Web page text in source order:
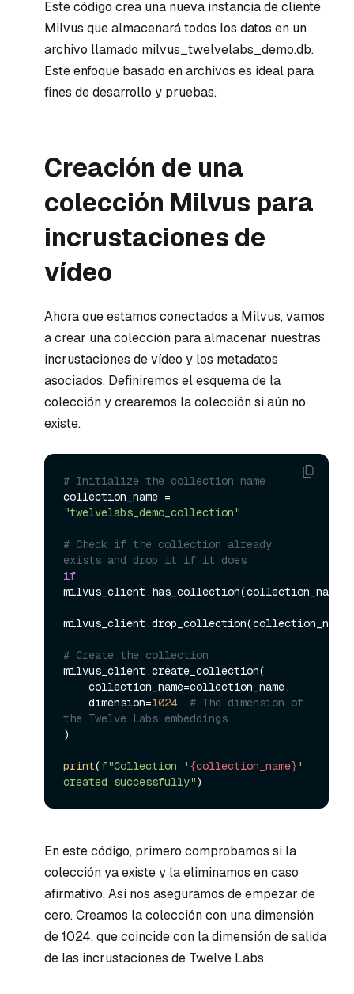
Este código crea una nueva instancia de cliente
Milvus que almacenará todos los datos en un
archivo llamado milvus_twelvelabs_demo.db.
Este enfoque basado en archivos es ideal para
fines de desarrollo y pruebas.
Creación de una
colección Milvus para
incrustaciones de
vídeo
Ahora que estamos conectados a Milvus, vamos
a crear una colección para almacenar nuestras
incrustaciones de vídeo y los metadatos
asociados. Definiremos el esquema de la
colección y crearemos la colección si aún no
existe.
# Initialize the collection name
"twelvelabs_demo_collection"
# Check if the collection already
exists and drop it if it does
if
# Create the collection
milvus_client.create_collection(
    dimension=
1024
# The dimension of
the Twelve Labs embeddings
)
print(f"Collection ' {collection_name} '
created successfully"
En este código, primero comprobamos si la
colección ya existe y la eliminamos en caso
afirmativo. Así nos aseguramos de empezar de
cero. Creamos la colección con una dimensión
de 1024, que coincide con la dimensión de salida
de las incrustaciones de Twelve Labs.